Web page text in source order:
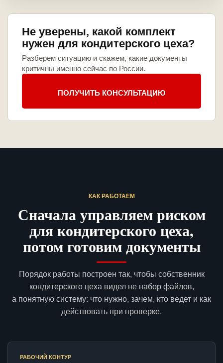
Не уверены, какой комплект
нужен для кондитерского цеха?
Разберем ситуацию и скажем, какие документы
критичны именно сейчас по России.
ПОЛУЧИТЬ КОНСУЛЬТАЦИЮ
КАК РАБОТАЕМ
Сначала управляем риском
для кондитерского цеха,
потом готовим документы
Порядок работы построен так, чтобы собственник
кондитерского цеха видел не набор файлов,
а понятную систему: что нужно, зачем, кто ведет и как
действовать при проверке.
РАБОЧИЙ КОНТУР